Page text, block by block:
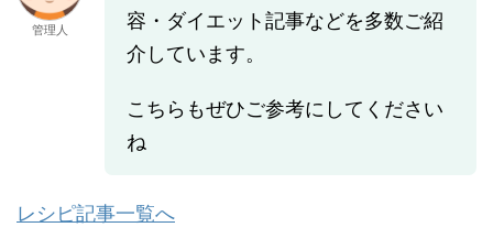
管理人
容・ダイエット記事などを多数ご紹
介しています。
こちらもぜひご参考にしてください
ね
レシピ記事一覧へ